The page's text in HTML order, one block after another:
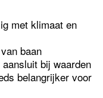
met klimaat en
baan
bij waarden
belangrijker voor